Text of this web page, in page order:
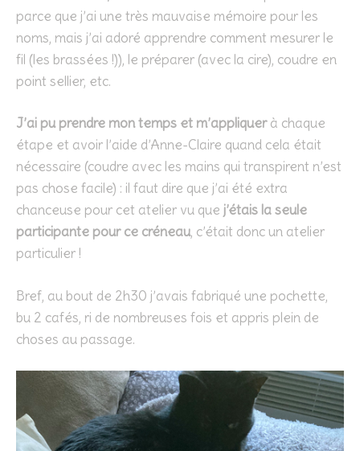
parce que j’ai une très mauvaise mémoire pour les
noms, mais j’ai adoré apprendre comment mesurer le
fil (les brassées !)), le préparer (avec la cire), coudre en
point sellier, etc.
J’ai pu prendre mon temps et m’appliquerà chaque
étape et avoir l’aide d’Anne-Claire quand cela était
nécessaire (coudre avec les mains qui transpirent n’est
pas chose facile) : il faut dire que j’ai été extra
chanceuse pour cet atelier vu que j’étais la seule
participante pour ce créneau, c’était donc un atelier
particulier !
Bref, au bout de 2h30 j’avais fabriqué une pochette,
bu 2 cafés, ri de nombreuses fois et appris plein de
choses au passage.